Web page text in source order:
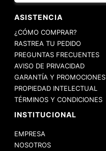
ASISTENCIA
¿CÓMO COMPRAR?
RASTREA TU PEDIDO
PREGUNTAS FRECUENTES
AVISO DE PRIVACIDAD
GARANTÍA Y PROMOCIONES
PROPIEDAD INTELECTUAL
TÉRMINOS Y CONDICIONES
INSTITUCIONAL
EMPRESA
NOSOTROS